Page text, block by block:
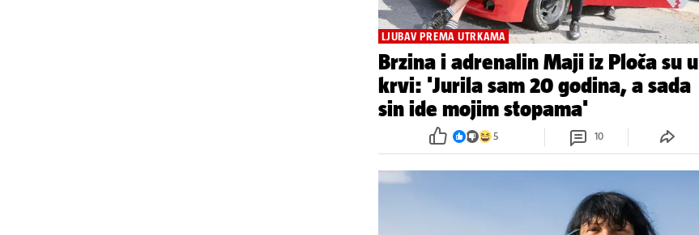
LJUBAV PREMA UTRKAMA
Brzina i adrenalin Maji iz Ploča su u
krvi: 'Jurila sam 20 godina, a sada
sin ide mojim stopama'
5 10